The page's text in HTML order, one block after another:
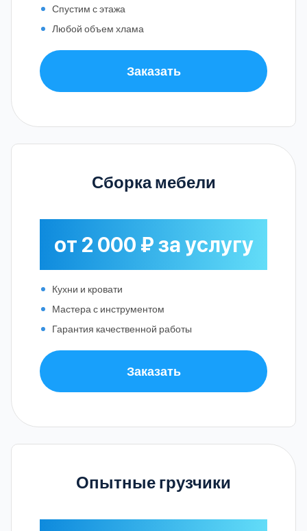
Спустим с этажа
Любой объем хлама
Заказать
Сборка мебели
от 2 000 ₽ за услугу
Кухни и кровати
Мастера с инструментом
Гарантия качественной работы
Заказать
Опытные грузчики